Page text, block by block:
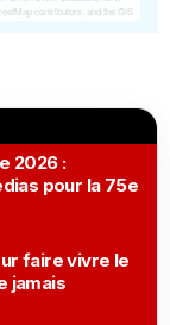
2026 :
pour la 75e
faire vivre le
jamais